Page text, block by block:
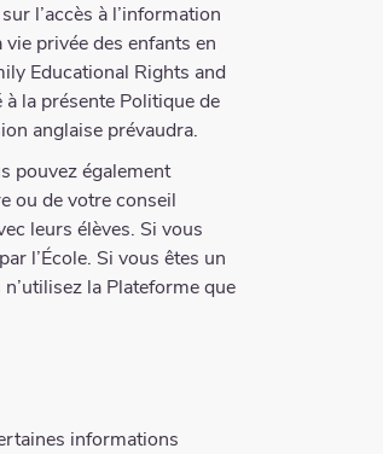
l’accès à l’information
privée des enfants en
Educational Rights and
la présente Politique de
anglaise prévaudra.
pouvez également
ou de votre conseil
leurs élèves. Si vous
l’École. Si vous êtes un
la Plateforme que
informations